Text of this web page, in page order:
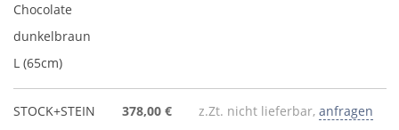
Chocolate
dunkelbraun
L (65cm)
STOCK+STEIN
378,00 € z.Zt. nicht lieferbar, anfragen